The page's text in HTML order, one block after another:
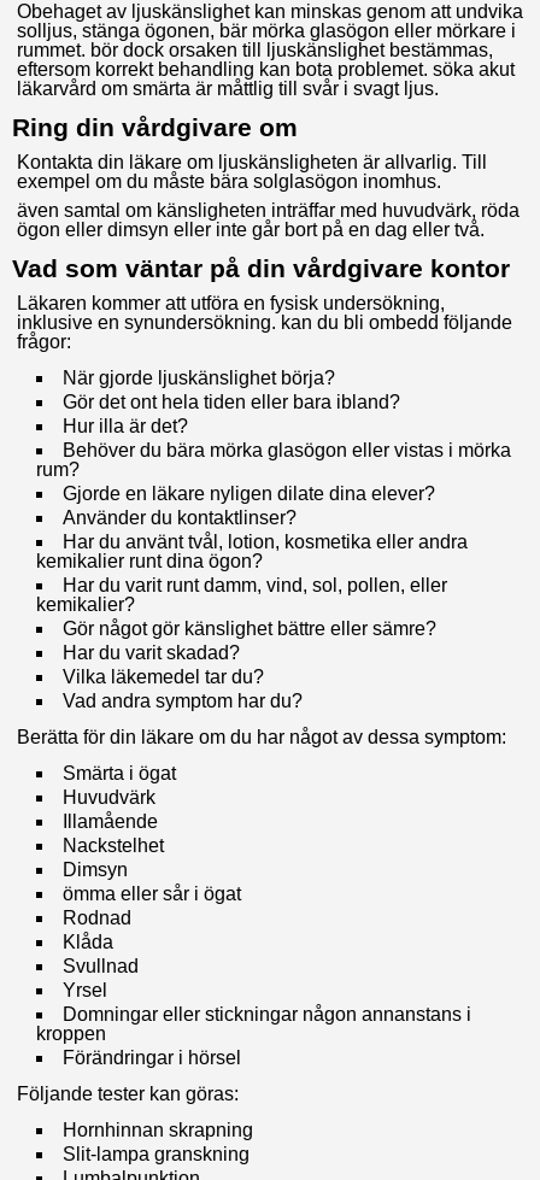
Obehaget av ljuskänslighet kan minskas genom att undvika
solljus, stänga ögonen, bär mörka glasögon eller mörkare i
rummet. bör dock orsaken till ljuskänslighet bestämmas,
eftersom korrekt behandling kan bota problemet. söka akut
läkarvård om smärta är måttlig till svår i svagt ljus.
Ring din vårdgivare om
Kontakta din läkare om ljuskänsligheten är allvarlig. Till
exempel om du måste bära solglasögon inomhus.
även samtal om känsligheten inträffar med huvudvärk, röda
ögon eller dimsyn eller inte går bort på en dag eller två.
Vad som väntar på din vårdgivare kontor
Läkaren kommer att utföra en fysisk undersökning,
inklusive en synundersökning. kan du bli ombedd följande
frågor:
När gjorde ljuskänslighet börja?
Gör det ont hela tiden eller bara ibland?
Hur illa är det?
Behöver du bära mörka glasögon eller vistas i mörka
rum?
Gjorde en läkare nyligen dilate dina elever?
Använder du kontaktlinser?
Har du använt tvål, lotion, kosmetika eller andra
kemikalier runt dina ögon?
Har du varit runt damm, vind, sol, pollen, eller
kemikalier?
Gör något gör känslighet bättre eller sämre?
Har du varit skadad?
Vilka läkemedel tar du?
Vad andra symptom har du?
Berätta för din läkare om du har något av dessa symptom:
Smärta i ögat
Huvudvärk
Illamående
Nackstelhet
Dimsyn
ömma eller sår i ögat
Rodnad
Klåda
Svullnad
Yrsel
Domningar eller stickningar någon annanstans i
kroppen
Förändringar i hörsel
Följande tester kan göras:
Hornhinnan skrapning
Slit-lampa granskning